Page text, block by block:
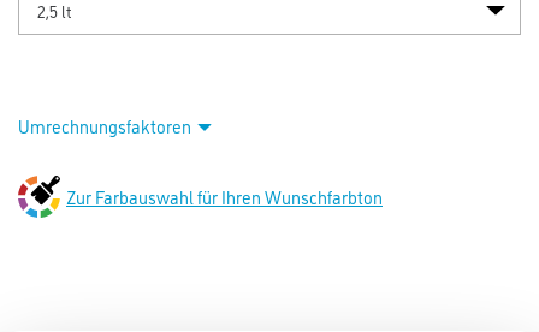
Umrechnungsfaktoren
Zur Farbauswahl für Ihren Wunschfarbton